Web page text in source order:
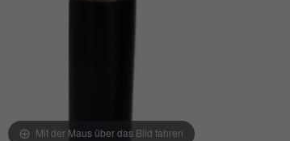
Mit der Maus über das Bild fahren